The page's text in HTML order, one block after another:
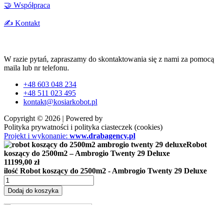
🤝 Współpraca
✍️ Kontakt
W razie pytań, zapraszamy do skontaktowania się z nami za pomocą
maila lub nr telefonu.
+48 603 048 234
+48 511 023 495
kontakt@kosiarkobot.pl
Copyright © 2026 | Powered by
Polityka prywatności i polityka ciasteczek (cookies)
Projekt i wykonanie: www.drabagency.pl
Robot
koszący do 2500m2 – Ambrogio Twenty 29 Deluxe
11199,00 zł
ilość Robot koszący do 2500m2 - Ambrogio Twenty 29 Deluxe
Dodaj do koszyka